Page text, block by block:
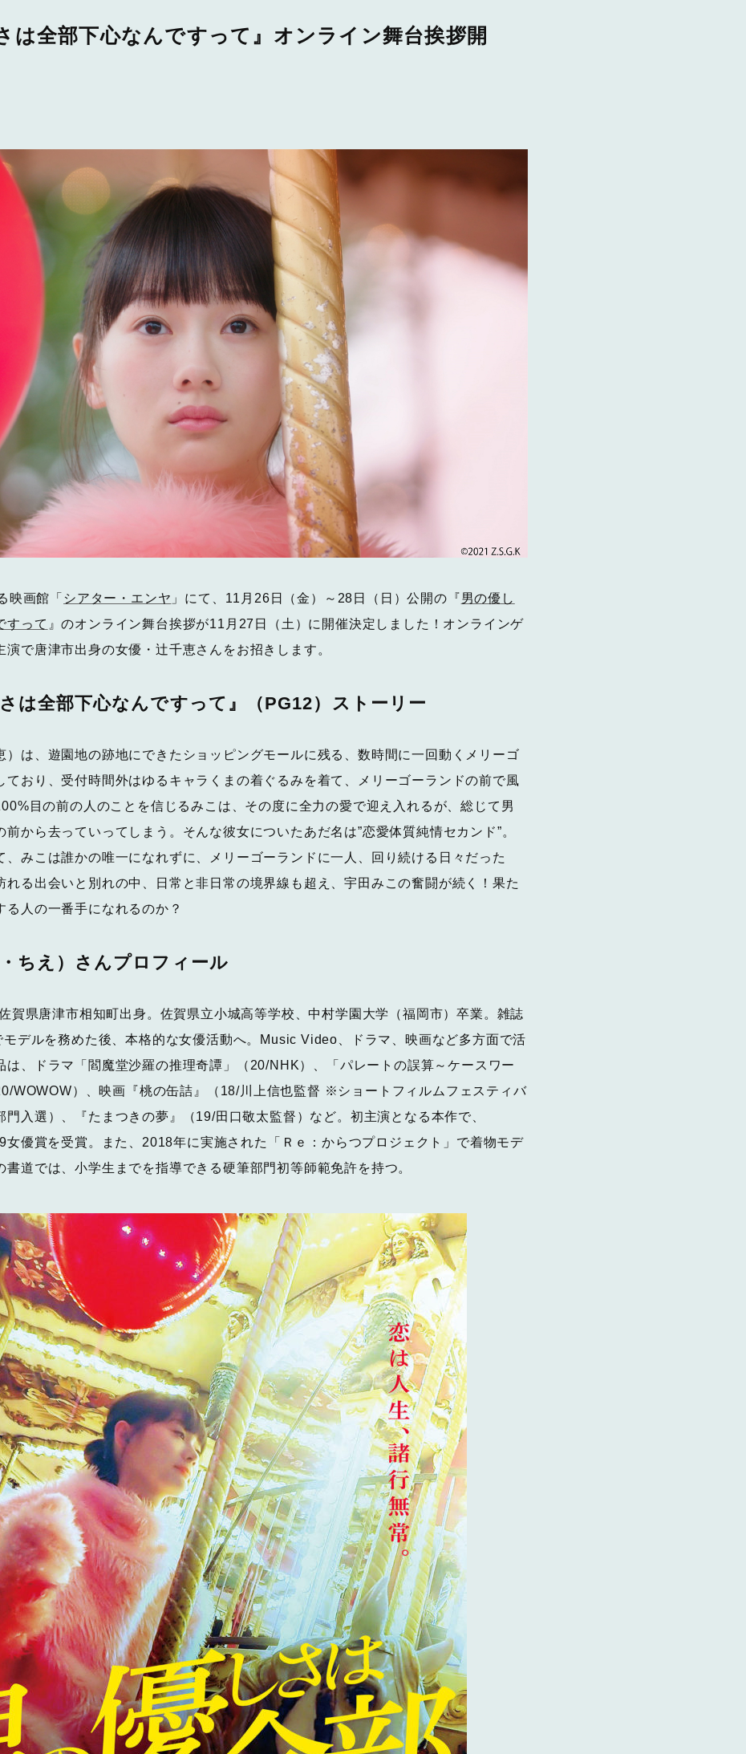
は全部下心なんですって』オンライン舞台挨拶開
画館「 シアター・エンヤ 」にて、11月26日（金）～28日（日）公開の『男の優し
すって 』のオンライン舞台挨拶が11月27日（土）に開催決定しました！オンラインゲ
演で唐津市出身の女優・辻千恵さんをお招きします。
は全部下心なんですって』（PG12）ストーリー
は、遊園地の跡地にできたショッピングモールに残る、数時間に一回動くメリーゴ
ており、受付時間外はゆるキャラくまの着ぐるみを着て、メリーゴーランドの前で風
目の前の人のことを信じるみこは、その度に全力の愛で迎え入れるが、総じて男
前から去っていってしまう。そんな彼女についたあだ名は”恋愛体質純情セカンド”。
、みこは誰かの唯一になれずに、メリーゴーランドに一人、回り続ける日々だった
れる出会いと別れの中、日常と非日常の境界線も超え、宇田みこの奮闘が続く！果た
る人の一番手になれるのか？
ちえ）さんプロフィール
賀県唐津市相知町出身。佐賀県立小城高等学校、中村学園大学（福岡市）卒業。雑誌
モデルを務めた後、本格的な女優活動へ。Music Video、ドラマ、映画など多方面で活
は、ドラマ「閻魔堂沙羅の推理奇譚」（20/NHK）、「パレートの誤算～ケースワー
WOWOW）、映画『桃の缶詰』（18/川上信也監督 ※ショートフィルムフェスティバ
門入選）、『たまつきの夢』（19/田口敬太監督）など。初主演となる本作で、
女優賞を受賞。また、2018年に実施された「Ｒｅ：からつプロジェクト」で着物モデ
書道では、小学生までを指導できる硬筆部門初等師範免許を持つ。